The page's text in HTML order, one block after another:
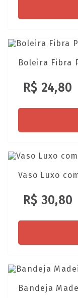
Boleira Fibra
R$ 24,80
Vaso Luxo
R$ 30,80
Bandeja